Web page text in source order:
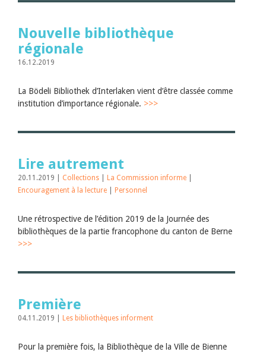
Nouvelle bibliothèque
régionale
16.12.2019
La Bödeli Bibliothek d’Interlaken vient d’être classée comme
institution d’importance régionale. >>>
Lire autrement
20.11.2019 | Collections La Commission informe
Encouragement à la lecture
Personnel
Une rétrospective de l’édition 2019 de la Journée des
bibliothèques de la partie francophone du canton de Berne
>>>
Première
04.11.2019 | Les bibliothèques informent
Pour la première fois, la Bibliothèque de la Ville de Bienne